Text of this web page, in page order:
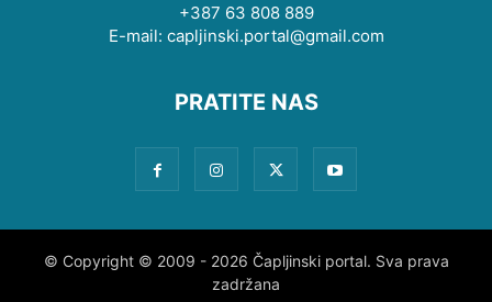
+387 63 808 889
E-mail: capljinski.portal@gmail.com
PRATITE NAS
© Copyright © 2009 - 2026 Čapljinski portal. Sva prava
zadržana